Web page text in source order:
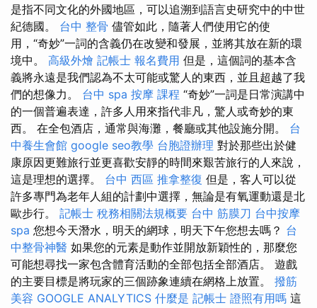
是指不同文化的外國地區，可以追溯到語言史研究中的中世
紀德國。 台中 整骨 儘管如此，隨著人們使用它的使
用，“奇妙”一詞的含義仍在改變和發展，並將其放在新的環
境中。 高級外燴 記帳士 報名費用 但是，這個詞的基本含
義將永遠是我們認為不太可能或驚人的東西，並且超越了我
們的想像力。 台中 spa 按摩 課程 “奇妙”一詞是日常演講中
的一個普遍表達，許多人用來指代非凡，驚人或奇妙的東
西。 在全包酒店，通常與海灘，餐廳或其他設施分開。 台
中養生會館 google seo教學 台胞證辦理 對於那些出於健
康原因更難旅行並更喜歡安靜的時間來艱苦旅行的人來說，
這是理想的選擇。 台中 西區 推拿整復 但是，客人可以從
許多專門為老年人組的計劃中選擇，無論是有氧運動還是北
歐步行。 記帳士 稅務相關法規概要 台中 筋膜刀 台中按摩
spa 您想今天潛水，明天的網球，明天下午您想去嗎？ 台
中整骨神醫 如果您的元素是動作並開放新穎性的，那麼您
可能想尋找一家包含體育活動的全部包括全部酒店。 遊戲
的主要目標是將玩家的三個跡象連續在網格上放置。 撥筋
美容 GOOGLE ANALYTICS 什麼是 記帳士 證照有用嗎 這